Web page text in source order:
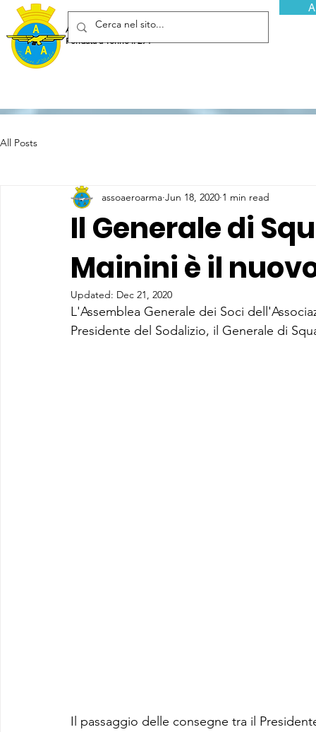
Associazione Arma Aeronautica - Aviatori d'Italia ETS
Fondata a Torino il 29 febbraio 1952
All Posts
Il Generale di
Mainini è il
assoaeroarma Jun 18, 2020 1 min read
Updated: Dec 21, 2020
L'Assemblea Generale dei Soci
Presidente del Sodalizio, il Generale di
Il passaggio delle consegne tra il